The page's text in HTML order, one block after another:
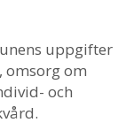
uppgifter
omsorg om
och